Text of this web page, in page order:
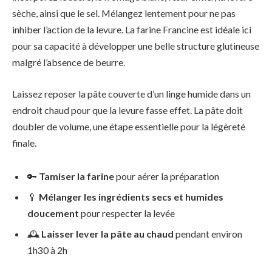
sèche, ainsi que le sel. Mélangez lentement pour ne pas
inhiber l’action de la levure. La farine Francine est idéale ici
pour sa capacité à développer une belle structure glutineuse
malgré l’absence de beurre.
Laissez reposer la pâte couverte d’un linge humide dans un
endroit chaud pour que la levure fasse effet. La pâte doit
doubler de volume, une étape essentielle pour la légèreté
finale.
🔑 Tamiser la farinepour aérer la préparation
🥄 Mélanger les ingrédients secs et humides
doucement pour respecter la levée
🕰️ Laisser lever la pâte au chaud pendant environ
1h30 à 2h